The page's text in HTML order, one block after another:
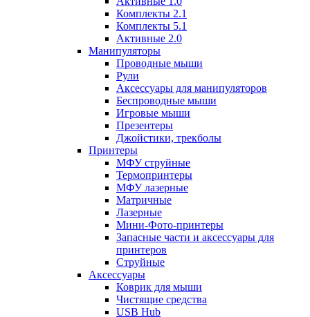
Комплекты 2.1
Комплекты 5.1
Активные 2.0
Манипуляторы
Проводные мыши
Рули
Аксессуары для манипуляторов
Беспроводные мыши
Игровые мыши
Презентеры
Джойстики, трекболы
Принтеры
МФУ струйные
Термопринтеры
МФУ лазерные
Матричные
Лазерные
Мини-Фото-принтеры
Запасные части и аксессуары для
принтеров
Струйные
Аксессуары
Коврик для мыши
Чистящие средства
USB Hub